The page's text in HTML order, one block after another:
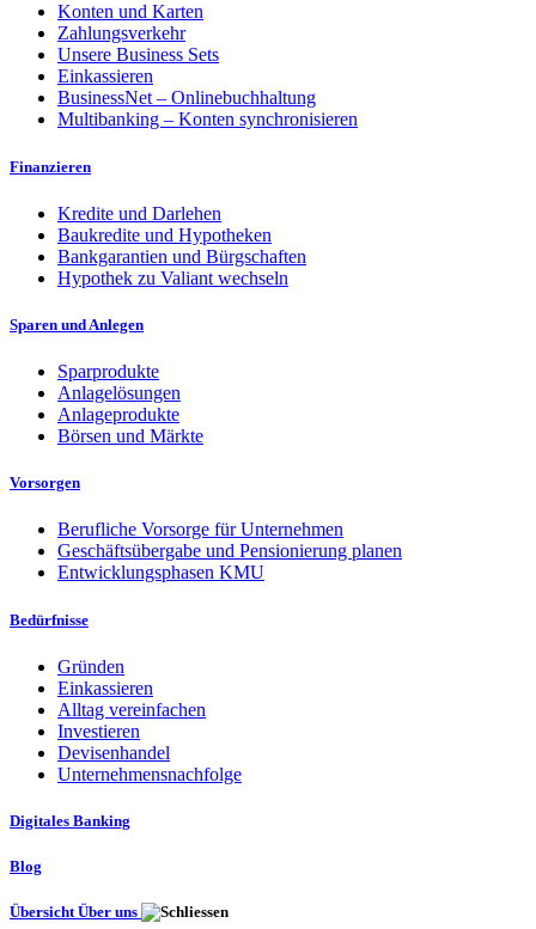
Konten und Karten
Zahlungsverkehr
Unsere Business Sets
Einkassieren
BusinessNet – Onlinebuchhaltung
Multibanking – Konten synchronisieren
Finanzieren
Kredite und Darlehen
Baukredite und Hypotheken
Bankgarantien und Bürgschaften
Hypothek zu Valiant wechseln
Sparen und Anlegen
Sparprodukte
Anlagelösungen
Anlageprodukte
Börsen und Märkte
Vorsorgen
Berufliche Vorsorge für Unternehmen
Geschäftsübergabe und Pensionierung planen
Entwicklungsphasen KMU
Bedürfnisse
Gründen
Einkassieren
Alltag vereinfachen
Investieren
Devisenhandel
Unternehmensnachfolge
Digitales Banking
Blog
Übersicht Über uns